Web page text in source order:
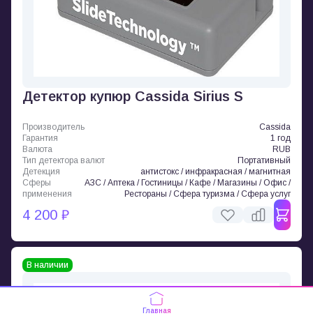
Детектор купюр Cassida Sirius S
Производитель
Cassida
Гарантия
1 год
Валюта
RUB
Тип детектора валют
Портативный
Детекция
антистокс / инфракрасная / магнитная
Сферы
применения
АЗС / Аптека / Гостиницы / Кафе / Магазины / Офис /
Рестораны / Сфера туризма / Сфера услуг
4 200 ₽
В наличии
Главная